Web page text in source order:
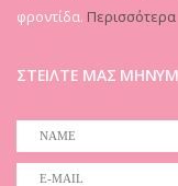
φροντίδα. Περισσότερα
ΣΤΕΙΛΤΕ ΜΑΣ